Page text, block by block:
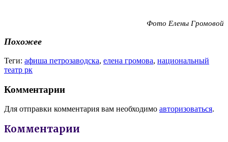
Фото Елены Громовой
Похожее
Теги: афиша петрозаводска, елена громова, национальный
театр рк
Комментарии
Для отправки комментария вам необходимо авторизоваться.
Комментарии